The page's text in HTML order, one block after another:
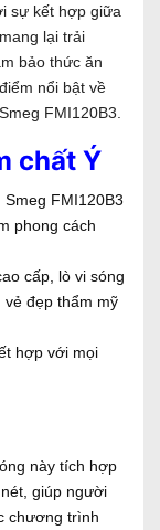
sự kết hợp giữa
lại trải
bảo thức ăn
nổi bật về
FMI120B3.
chất Ý
FMI120B3
phong cách
cấp, lò vi sóng
vẻ đẹp thẩm mỹ
hợp với mọi
này tích hợp
giúp người
chương trình